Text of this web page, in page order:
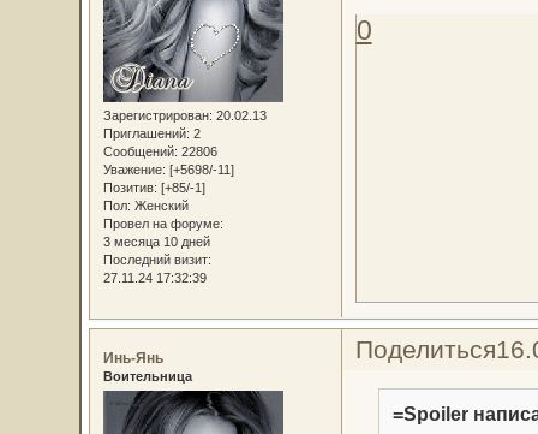
Зарегистрирован: 20.02.13
Приглашений: 2
Сообщений: 22806
Уважение: [+5698/-11]
Позитив: [+85/-1]
Пол: Женский
Провел на форуме:
3 месяца 10 дней
Последний визит:
27.11.24 17:32:39
0
Поделиться
Инь-Янь
Воительница
=Spoiler